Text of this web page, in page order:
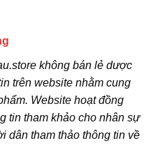
không bán lẻ dược
trên website nhằm cung
Website hoạt đồng
tin tham khảo cho nhân sự
dân tham thảo thông tin về